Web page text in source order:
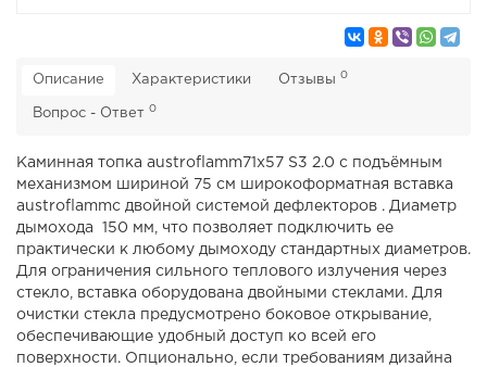
Описание Характеристики Отзывы 0
Вопрос - Ответ 0
Каминная топка austroflamm71x57 S3 2.0 с подъёмным
механизмом шириной 75 см широкоформатная вставка
austroflammс двойной системой дефлекторов . Диаметр
дымохода 150 мм, что позволяет подключить ее
практически к любому дымоходу стандартных диаметров.
Для ограничения сильного теплового излучения через
стекло, вставка оборудована двойными стеклами. Для
очистки стекла предусмотрено боковое открывание,
обеспечивающие удобный доступ ко всей его
поверхности. Опционально, если требованиям дизайна